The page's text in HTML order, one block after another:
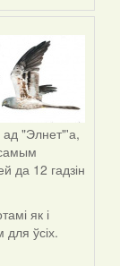
ад "Элнет"'а,
да 12 гадзін
як і
ўсіх.